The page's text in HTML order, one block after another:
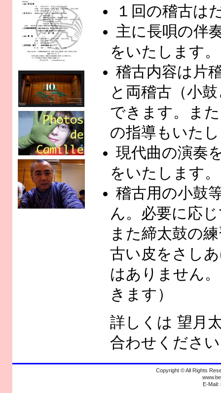
１回の稽古は
主に長唄の伴
をいたします。
稽古内容は片
と両稽古（小
できます。ま
の指導もいた
現代曲の演奏
をいたします。
稽古用の小鼓
ん。必要に応
また締太鼓の
古い皮をさし
はありません
きます）
詳しくは 望月
合わせください
Copyright © All Rights
E-Mail: